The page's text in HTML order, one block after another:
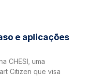
e aplicações
CHESI, uma
Citizen que visa